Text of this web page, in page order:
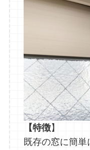
【特徴】
既存の窓に簡